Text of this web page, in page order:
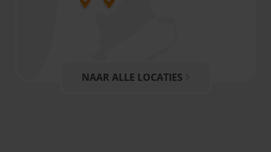
NAAR ALLE LOCATIES